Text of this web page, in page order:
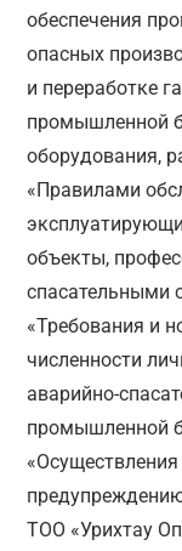
обеспечения
опасных
и переработке
промышленной
оборудования,
«Правилами
объекты,
спасательными
«Требования и
численности
аварийно-
промышленной
ТОО «Урихтау